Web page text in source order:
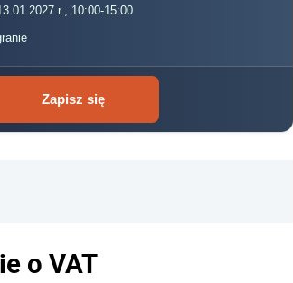
r., 10:00-15:00
Zapisz się
o VAT